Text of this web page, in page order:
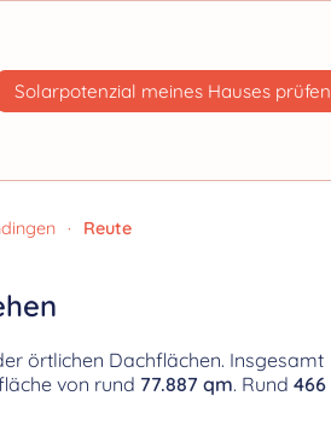
Solarpotenzial meines Hauses prüfen
· Reute
örtlichen Dachflächen. Insgesamt
von rund 77.887 qm. Rund 466